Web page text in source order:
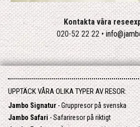
Kontakta våra
020-52 22 22 •
UPPTÄCK VÅRA OLIKA TYPER AV RESOR:
Jambo Signatur- Gruppresor på svenska
Jambo Safari- Safariresor på riktigt